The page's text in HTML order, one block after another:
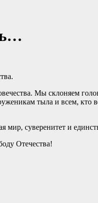
Мы склоняем
тыла и всем, кто
мир, суверенитет и
Отечества!